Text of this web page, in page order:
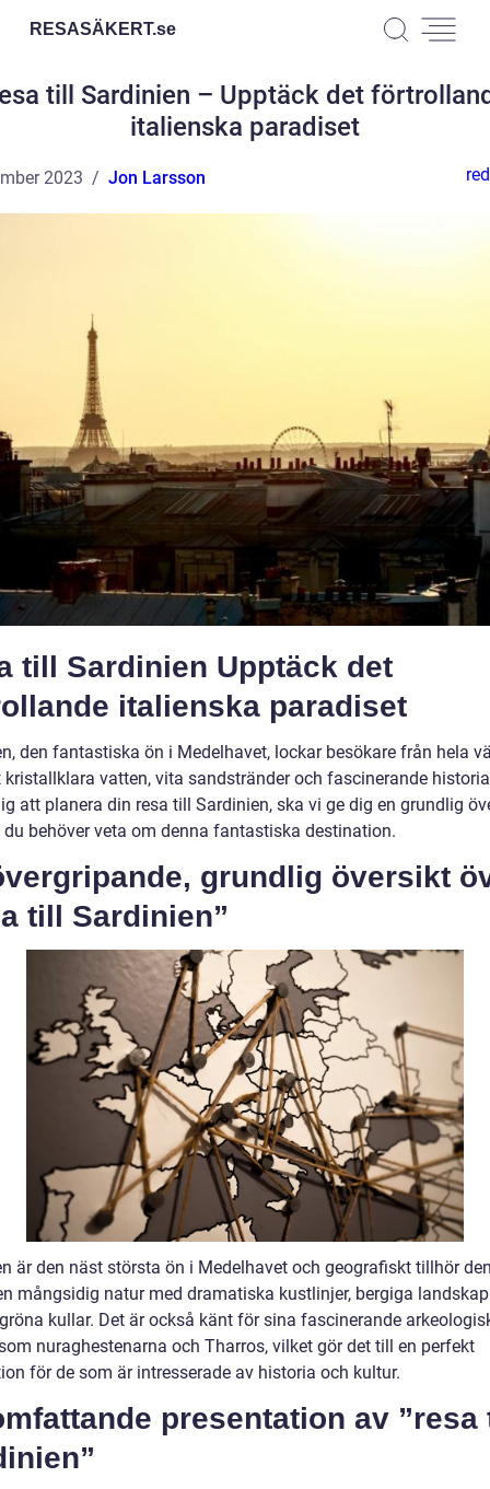
RESASÄKERT.se
till Sardinien – Upptäck det
italienska paradiset
2023 Jon Larsson
till Sardinien Upptäck det
italienska paradiset
den fantastiska ön i Medelhavet, lockar besökare från hela
kristallklara vatten, vita sandstränder och fascinerande
att planera din resa till Sardinien, ska vi ge dig en grundlig
du behöver veta om denna fantastiska destination.
grundlig översikt
till Sardinien”
är den näst största ön i Medelhavet och geografiskt tillhör
mångsidig natur med dramatiska kustlinjer, bergiga
kullar. Det är också känt för sina fascinerande
nuraghestenarna och Tharros, vilket gör det till en perfekt
för de som är intresserade av historia och kultur.
presentation av ”resa